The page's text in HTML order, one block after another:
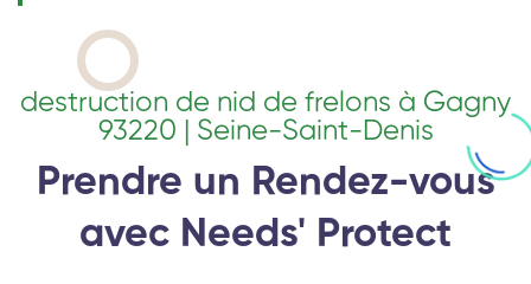
destruction de nid de frelons à Gagny
93220 | Seine-Saint-Denis
Prendre un Rendez-vous
avec Needs' Protect